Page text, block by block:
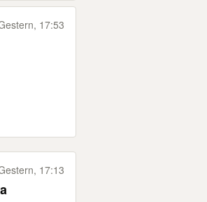
17:53
17:13